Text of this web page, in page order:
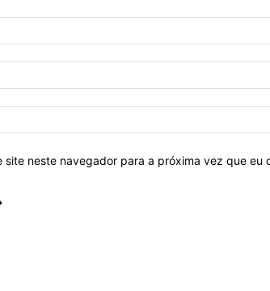
site neste navegador para a próxima vez que eu